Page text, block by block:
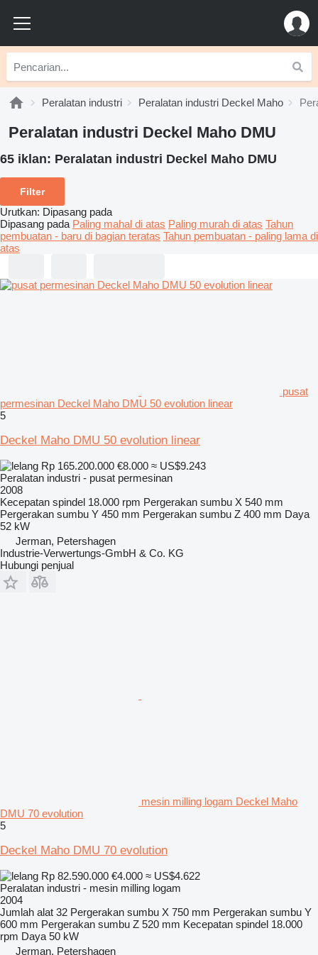
Peralatan industri Peralatan industri Deckel Maho
Peralatan industri Deckel Maho DMU
65 iklan: Peralatan industri Deckel Maho DMU
Filter
Urutkan: Dipasang pada
Dipasang pada Paling mahal di atas Paling murah di atas Tahun
pembuatan - baru di bagian teratas Tahun pembuatan - paling lama di
atas
pusat
permesinan Deckel Maho DMU 50 evolution linear
5
Deckel Maho DMU 50 evolution linear
Rp 165.200.000 €8.000 ≈ US$9.243
Peralatan industri - pusat permesinan
2008
Kecepatan spindel 18.000 rpm Pergerakan sumbu X 540 mm
Pergerakan sumbu Y 450 mm Pergerakan sumbu Z 400 mm Daya
52 kW
Jerman, Petershagen
Industrie-Verwertungs-GmbH & Co. KG
Hubungi penjual
mesin milling logam Deckel Maho
DMU 70 evolution
5
Deckel Maho DMU 70 evolution
Rp 82.590.000 €4.000 ≈ US$4.622
Peralatan industri - mesin milling logam
2004
Jumlah alat 32 Pergerakan sumbu X 750 mm Pergerakan sumbu Y
600 mm Pergerakan sumbu Z 520 mm Kecepatan spindel 18.000
rpm Daya 50 kW
Jerman, Petershagen